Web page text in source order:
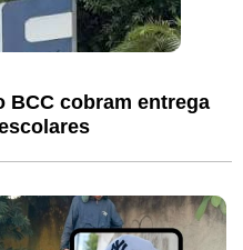
BCC cobram entrega